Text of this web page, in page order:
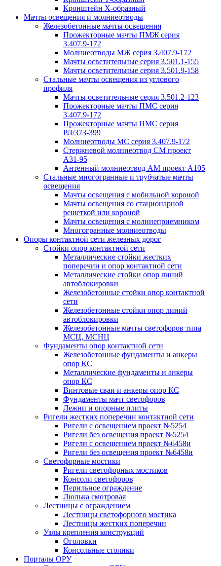
Кронштейн Х-образный
Мачты освещения и молниеотводы
Железобетонные мачты освещения
Прожекторные мачты ПМЖ серия
3.407.9-172
Молниеотводы МЖ серия 3.407.9-172
Мачты осветительные серия 3.501.1-155
Мачты осветительные серия 3.501.9-158
Стальные мачты освещения из углового
профиля
Мачты осветительные серия 3.501.2-123
Прожекторные мачты ПМС серия
3.407.9-172
Прожекторные мачты ПМС серия
РЛ/373-399
Молниеотводы МС серия 3.407.9-172
Стержневой молниеотвод СМ проект
А31-95
Антенный молниеотвод АМ проект А105
Стальные многогранные и трубчатые мачты
освещения
Мачты освещения с мобильной короной
Мачты освещения со стационарной
решеткой или короной
Мачты освещения с молниеприемником
Многогранные молниеотводы
Опоры контактной сети железных дорог
Стойки опор контактной сети
Металлические стойки жестких
поперечин и опор контактной сети
Металлические стойки опор линий
автоблокировки
Железобетонные стойки опор контактной
сети
Железобетонные стойки опор линий
автоблокировки
Железобетонные мачты светофоров типа
МСЦ, МСНЦ
Фундаменты опор контактной сети
Железобетонные фундаменты и анкеры
опор КС
Металлические фундаменты и анкеры
опор КС
Винтовые сваи и анкеры опор КС
Фундаменты мачт светофоров
Лежни и опорные плиты
Ригели жестких поперечин контактной сети
Ригели с освещением проект №5254
Ригели без освещения проект №5254
Ригели с освещением проект №6458и
Ригели без освещения проект №6458и
Светофорные мостики
Ригели светофорных мостиков
Консоли светофоров
Перильное ограждение
Люлька смотровая
Лестницы с ограждением
Лестницы светофорного мостика
Лестницы жестких поперечин
Узлы крепления конструкций
Оголовки
Консольные столики
Порталы ОРУ